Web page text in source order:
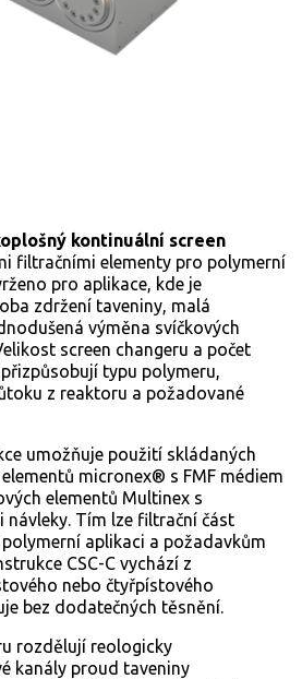
kontinuální screen
filtračními elementy pro polymerní
pro aplikace, kde je
zdržení taveniny, malá
výměna svíčkových
screen changeru a počet
typu polymeru,
z reaktoru a požadované
umožňuje použití skládaných
micronex® s FMF médiem
elementů Multinex s
Tím lze filtrační část
aplikaci a požadavkům
CSC-C vychází z
nebo čtyřpístového
bez dodatečných těsnění.
rozdělují reologicky
kanály proud taveniny